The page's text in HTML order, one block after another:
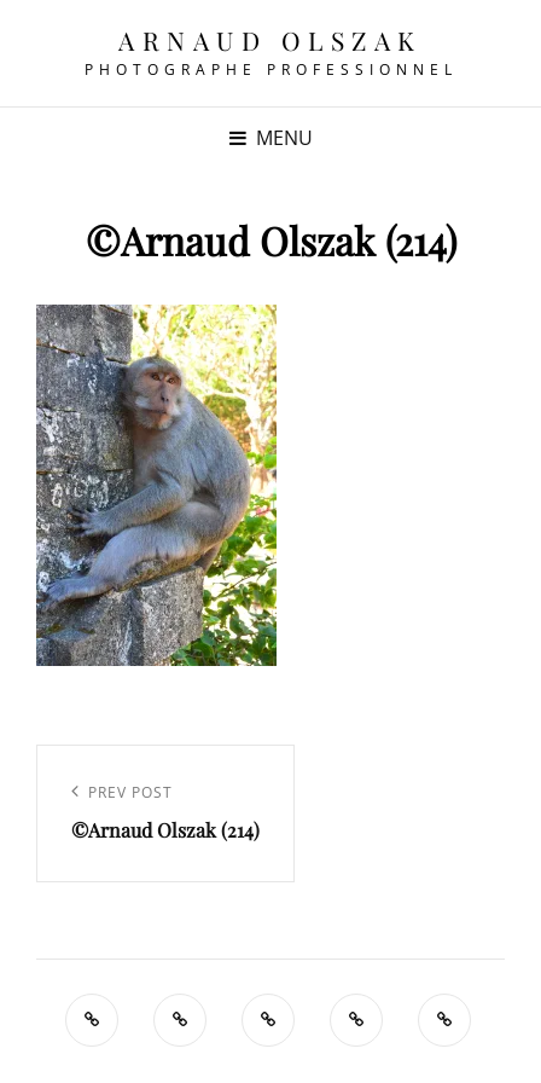
ARNAUD OLSZAK
PHOTOGRAPHE PROFESSIONNEL
MENU
©Arnaud Olszak (214)
l’article
Previous
Post
PREV POST
©Arnaud Olszak (214)